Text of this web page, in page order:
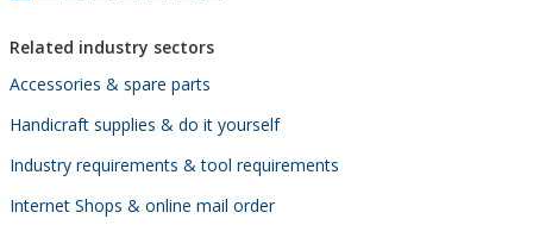
Related industry sectors
Accessories & spare parts
Handicraft supplies & do it yourself
Industry requirements & tool requirements
Internet Shops & online mail order